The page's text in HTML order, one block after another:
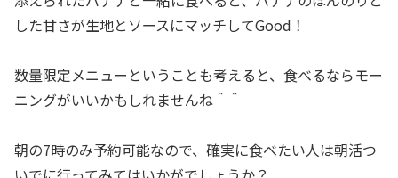
した甘さが生地とソースにマッチしてGood！
数量限定メニューということも考えると、食べるならモー
ニングがいいかもしれませんね＾＾
朝の7時のみ予約可能なので、確実に食べたい人は朝活つ